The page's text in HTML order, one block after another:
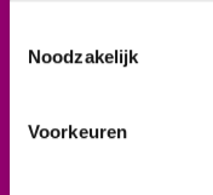
We werken samen
Noodzakelijk
Voorkeuren
Zo spoedig
Lansinkesweg